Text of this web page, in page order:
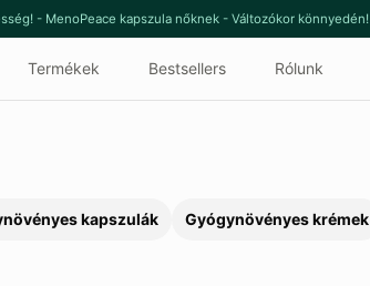
- MenoPeace kapszula nőknek - Változókor könnyedén!
Termékek Bestsellers Rólunk
kapszulák Gyógynövényes krémek